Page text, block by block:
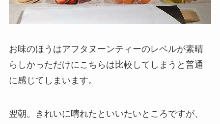
お味のほうはアフタヌーンティーのレベルが素晴
らしかっただけにこちらは比較してしまうと普通
に感じてしまいます。
翌朝。きれいに晴れたといいたいところですが、